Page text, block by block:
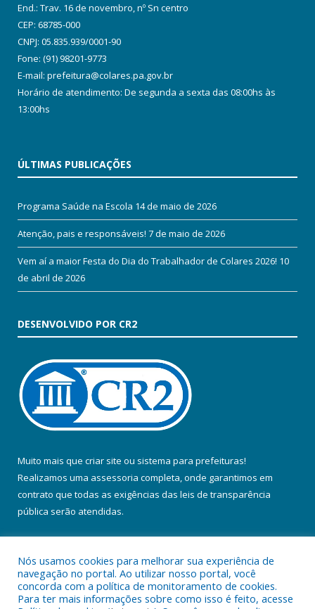
End.: Trav. 16 de novembro, nº Sn centro
CEP: 68785-000
CNPJ: 05.835.939/0001-90
Fone: (91) 98201-9773
E-mail: prefeitura@colares.pa.gov.br
Horário de atendimento: De segunda a sexta das 08:00hs às
13:00hs
ÚLTIMAS PUBLICAÇÕES
Programa Saúde na Escola 14 de maio de 2026
Atenção, pais e responsáveis! 7 de maio de 2026
Vem aí a maior Festa do Dia do Trabalhador de Colares 2026! 10
de abril de 2026
DESENVOLVIDO POR CR2
Muito mais que criar site ou sistema para prefeituras!
Realizamos uma assessoria completa, onde garantimos em
contrato que todas as exigências das leis de transparência
pública serão atendidas.
Nós usamos cookies para melhorar sua experiência de
navegação no portal. Ao utilizar nosso portal, você
concorda com a política de monitoramento de cookies.
Para ter mais informações sobre como isso é feito, acesse